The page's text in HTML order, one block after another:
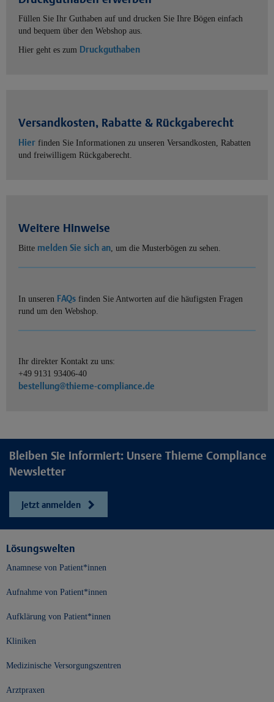
Füllen Sie Ihr Guthaben auf und drucken Sie Ihre Bögen einfach
und bequem über den Webshop aus.
Hier geht es zum Druckguthaben
Versandkosten, Rabatte & Rückgaberecht
Hier finden Sie Informationen zu unseren Versandkosten, Rabatten
und freiwilligem Rückgaberecht.
Weitere Hinweise
Bitte melden Sie sich an, um die Musterbögen zu sehen.
In unseren FAQs finden Sie Antworten auf die häufigsten Fragen
rund um den Webshop.
Ihr direkter Kontakt zu uns:
+49 9131 93406-40
bestellung@thieme-compliance.de
Bleiben Sie informiert: Unsere Thieme Compliance
Newsletter
Jetzt anmelden
Lösungswelten
Anamnese von Patient*innen
Aufnahme von Patient*innen
Aufklärung von Patient*innen
Kliniken
Medizinische Versorgungszentren
Arztpraxen